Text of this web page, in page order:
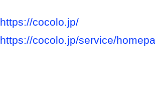
https://cocolo.jp/
https://cocolo.jp/service/